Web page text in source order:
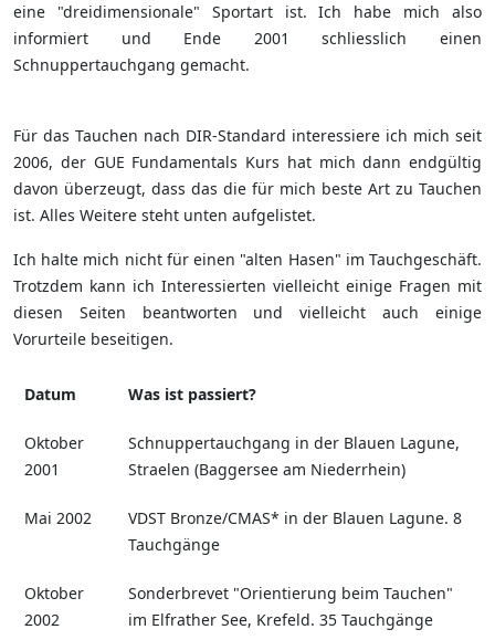
eine "dreidimensionale" Sportart ist. Ich habe mich also
informiert und Ende 2001 schliesslich einen
Schnuppertauchgang gemacht.
Für das Tauchen nach DIR-Standard interessiere ich mich seit
2006, der GUE Fundamentals Kurs hat mich dann endgültig
davon überzeugt, dass das die für mich beste Art zu Tauchen
ist. Alles Weitere steht unten aufgelistet.
Ich halte mich nicht für einen "alten Hasen" im Tauchgeschäft.
Trotzdem kann ich Interessierten vielleicht einige Fragen mit
diesen Seiten beantworten und vielleicht auch einige
Vorurteile beseitigen.
Datum Was ist passiert?
Oktober
2001
Schnuppertauchgang in der Blauen Lagune,
Straelen (Baggersee am Niederrhein)
Mai 2002
VDST Bronze/CMAS* in der Blauen Lagune. 8
Tauchgänge
Oktober
2002
Sonderbrevet "Orientierung beim Tauchen"
im Elfrather See, Krefeld. 35 Tauchgänge